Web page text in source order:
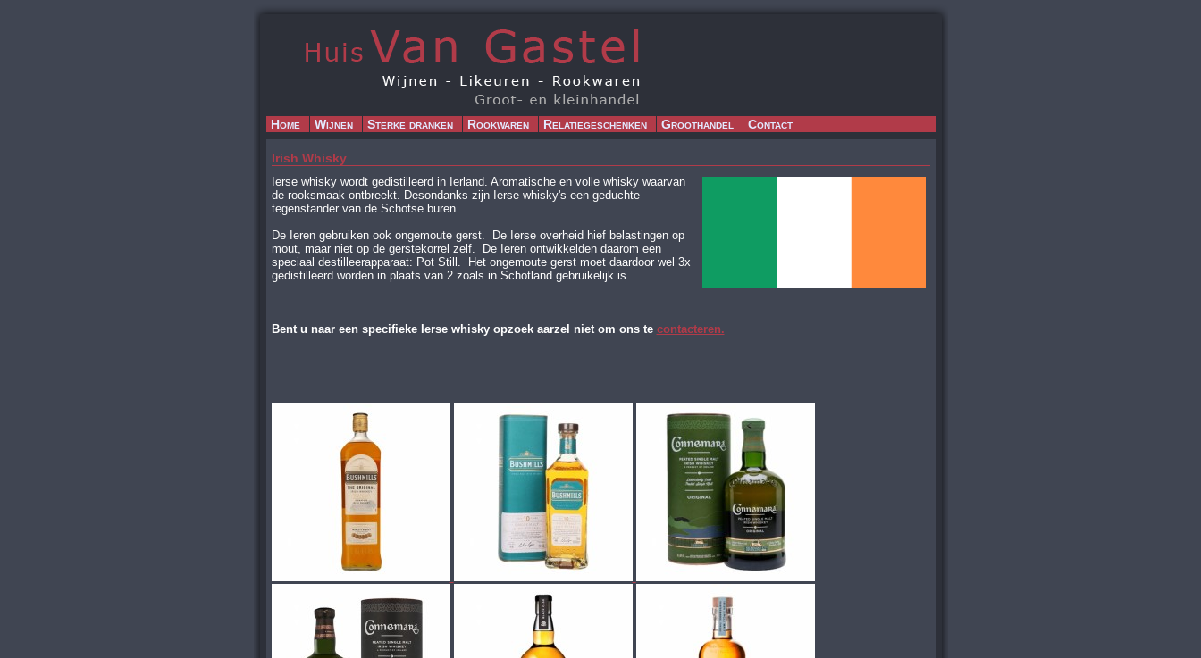
Irish Whisky
Ierse whisky wordt gedistilleerd in Ierland. Aromatische en volle whisky waarvan
de rooksmaak ontbreekt. Desondanks zijn Ierse whisky's een geduchte
tegenstander van de Schotse buren.
De Ieren gebruiken ook ongemoute gerst. De Ierse overheid hief belastingen op
mout, maar niet op de gerstekorrel zelf. De Ieren ontwikkelden daarom een
speciaal destilleerapparaat: Pot Still. Het ongemoute gerst moet daardoor wel 3x
gedistilleerd worden in plaats van 2 zoals in Schotland gebruikelijk is.
Bent u naar een specifieke Ierse whisky opzoek aarzel niet om ons te contacteren.
Home Wijnen Sterke dranken Rookwaren Relatiegeschenken Groothandel Contact